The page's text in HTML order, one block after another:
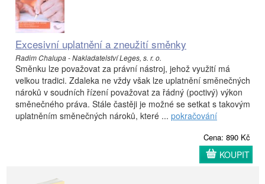
Excesivní uplatnění a zneužití směnky
Radim Chalupa - Nakladatelství Leges, s. r. o.
Směnku lze považovat za právní nástroj, jehož využití má
velkou tradici. Zdaleka ne vždy však lze uplatnění směnečných
nároků v soudních řízení považovat za řádný (poctivý) výkon
směnečného práva. Stále častěji je možné se setkat s takovým
uplatněním směnečných nároků, které ... pokračování
Cena: 890 Kč
KOUPIT